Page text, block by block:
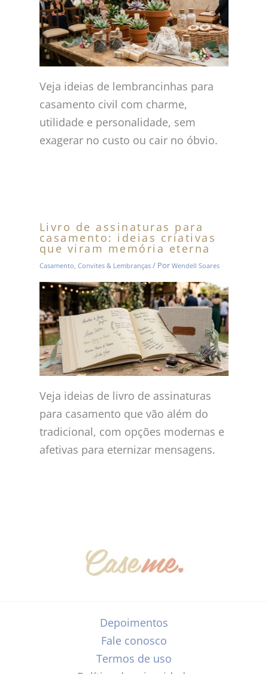
Veja ideias de lembrancinhas para
casamento civil com charme,
utilidade e personalidade, sem
exagerar no custo ou cair no óbvio.
Livro de assinaturas para
casamento: ideias criativas
que viram memória eterna
Casamento Convites & Lembranças/ Por Wendell Soares
Veja ideias de livro de assinaturas
para casamento que vão além do
tradicional, com opções modernas e
afetivas para eternizar mensagens.
Depoimentos
Fale conosco
Termos de uso